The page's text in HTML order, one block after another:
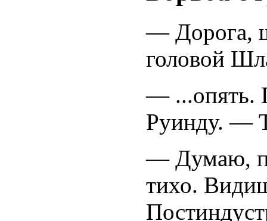
— Дорога,
головой
— ...опять.
Руинду. —
— Думаю,
тихо.